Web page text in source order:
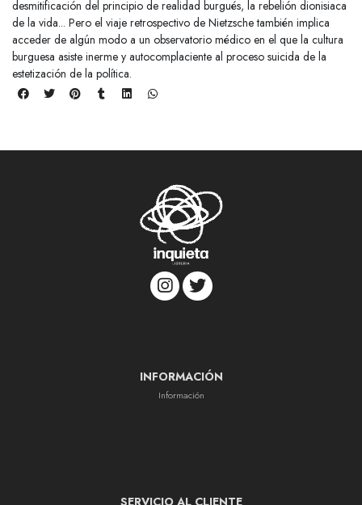
desmitificación del principio de realidad burgués, la rebelión dionisiaca
de la vida... Pero el viaje retrospectivo de Nietzsche también implica
acceder de algún modo a un observatorio médico en el que la cultura
burguesa asiste inerme y autocomplaciente al proceso suicida de la
estetización de la política.
INFORMACIÓN
Información
SERVICIO AL CLIENTE